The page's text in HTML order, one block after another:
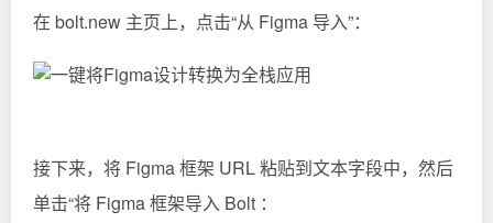
在 bolt.new 主页上，点击“从 Figma 导入”：
接下来，将 Figma 框架 URL 粘贴到文本字段中，然后
单击“将 Figma 框架导入 Bolt ：